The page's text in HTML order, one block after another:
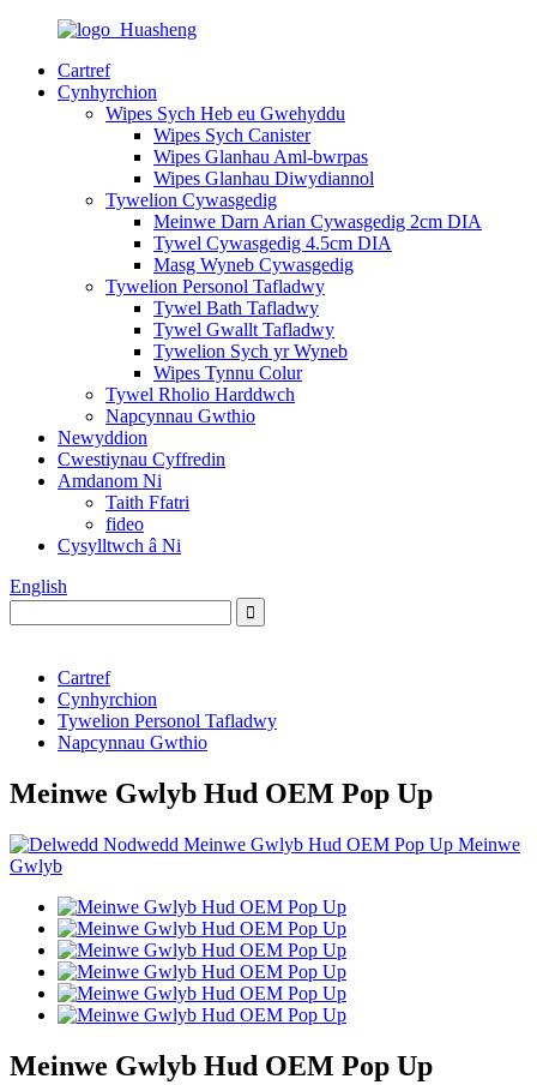
Cartref
Cynhyrchion
Wipes Sych Heb eu Gwehyddu
Wipes Sych Canister
Wipes Glanhau Aml-bwrpas
Wipes Glanhau Diwydiannol
Tywelion Cywasgedig
Meinwe Darn Arian Cywasgedig 2cm DIA
Tywel Cywasgedig 4.5cm DIA
Masg Wyneb Cywasgedig
Tywelion Personol Tafladwy
Tywel Bath Tafladwy
Tywel Gwallt Tafladwy
Tywelion Sych yr Wyneb
Wipes Tynnu Colur
Tywel Rholio Harddwch
Napcynnau Gwthio
Newyddion
Cwestiynau Cyffredin
Amdanom Ni
Taith Ffatri
fideo
Cysylltwch â Ni
English
Cartref
Cynhyrchion
Tywelion Personol Tafladwy
Napcynnau Gwthio
Meinwe Gwlyb Hud OEM Pop Up
Meinwe Gwlyb Hud OEM Pop Up